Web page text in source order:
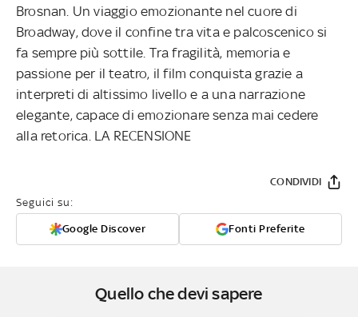
Brosnan. Un viaggio emozionante nel cuore di
Broadway, dove il confine tra vita e palcoscenico si
fa sempre più sottile. Tra fragilità, memoria e
passione per il teatro, il film conquista grazie a
interpreti di altissimo livello e a una narrazione
elegante, capace di emozionare senza mai cedere
alla retorica. LA RECENSIONE
Seguici su:
Google Discover Fonti Preferite
CONDIVIDI
Quello che devi sapere